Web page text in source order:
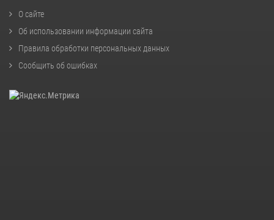
О сайте
Об использовании информации сайта
Правила обработки персональных данных
Сообщить об ошибках